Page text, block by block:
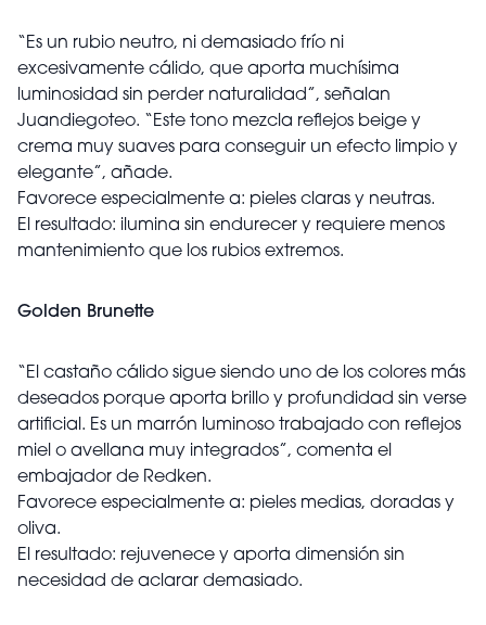
“Es un rubio neutro, ni demasiado frío ni
excesivamente cálido, que aporta muchísima
luminosidad sin perder naturalidad”, señalan
Juandiegoteo. “Este tono mezcla reflejos beige y
crema muy suaves para conseguir un efecto limpio y
elegante”, añade.
Favorece especialmente a: pieles claras y neutras.
El resultado: ilumina sin endurecer y requiere menos
mantenimiento que los rubios extremos.
Golden Brunette
“El castaño cálido sigue siendo uno de los colores más
deseados porque aporta brillo y profundidad sin verse
artificial. Es un marrón luminoso trabajado con reflejos
miel o avellana muy integrados”, comenta el
embajador de Redken.
Favorece especialmente a: pieles medias, doradas y
oliva.
El resultado: rejuvenece y aporta dimensión sin
necesidad de aclarar demasiado.